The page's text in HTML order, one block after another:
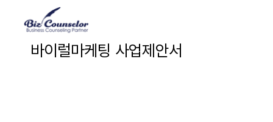
바이럴마케팅 사업제안서